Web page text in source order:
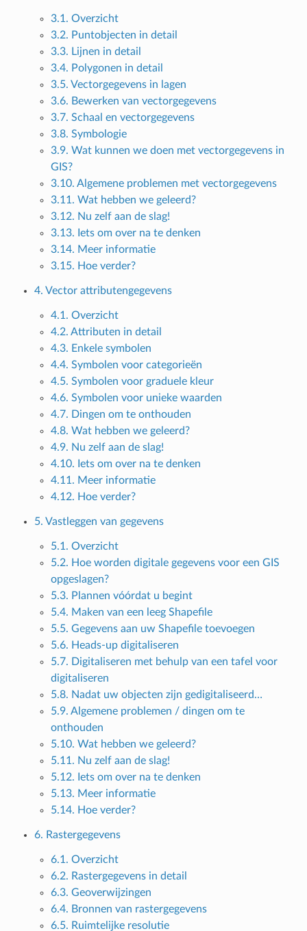
3.1. Overzicht
3.2. Puntobjecten in detail
3.3. Lijnen in detail
3.4. Polygonen in detail
3.5. Vectorgegevens in lagen
3.6. Bewerken van vectorgegevens
3.7. Schaal en vectorgegevens
3.8. Symbologie
3.9. Wat kunnen we doen met vectorgegevens in
GIS?
3.10. Algemene problemen met vectorgegevens
3.11. Wat hebben we geleerd?
3.12. Nu zelf aan de slag!
3.13. Iets om over na te denken
3.14. Meer informatie
3.15. Hoe verder?
4. Vector attributengegevens
4.1. Overzicht
4.2. Attributen in detail
4.3. Enkele symbolen
4.4. Symbolen voor categorieën
4.5. Symbolen voor graduele kleur
4.6. Symbolen voor unieke waarden
4.7. Dingen om te onthouden
4.8. Wat hebben we geleerd?
4.9. Nu zelf aan de slag!
4.10. Iets om over na te denken
4.11. Meer informatie
4.12. Hoe verder?
5. Vastleggen van gegevens
5.1. Overzicht
5.2. Hoe worden digitale gegevens voor een GIS
opgeslagen?
5.3. Plannen vóórdat u begint
5.4. Maken van een leeg Shapefile
5.5. Gegevens aan uw Shapefile toevoegen
5.6. Heads-up digitaliseren
5.7. Digitaliseren met behulp van een tafel voor
digitaliseren
5.8. Nadat uw objecten zijn gedigitaliseerd…
5.9. Algemene problemen / dingen om te
onthouden
5.10. Wat hebben we geleerd?
5.11. Nu zelf aan de slag!
5.12. Iets om over na te denken
5.13. Meer informatie
5.14. Hoe verder?
6. Rastergegevens
6.1. Overzicht
6.2. Rastergegevens in detail
6.3. Geoverwijzingen
6.4. Bronnen van rastergegevens
6.5. Ruimtelijke resolutie